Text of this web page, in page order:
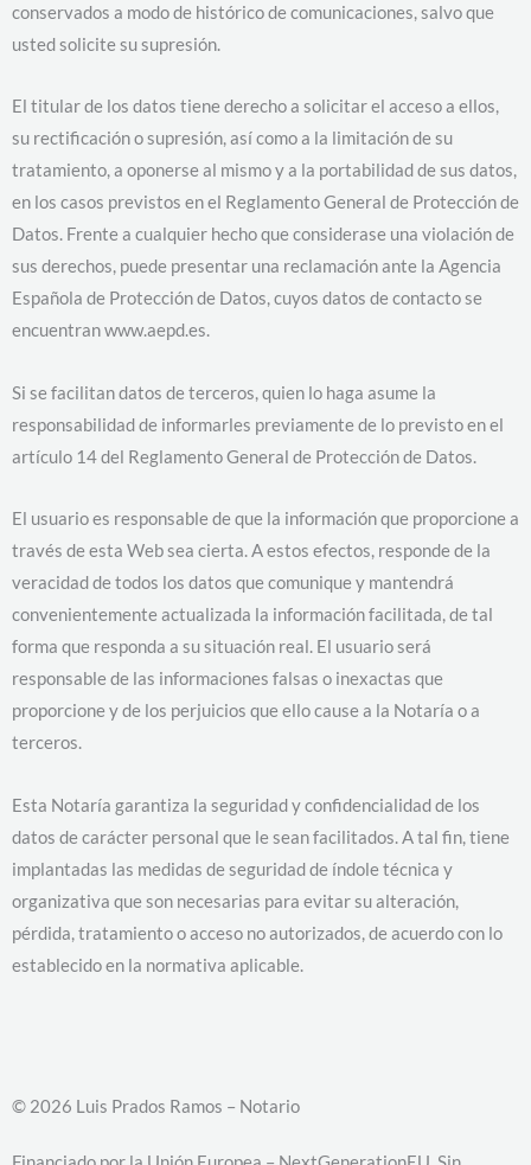
conservados a modo de histórico de comunicaciones, salvo que
usted solicite su supresión.
El titular de los datos tiene derecho a solicitar el acceso a ellos,
su rectificación o supresión, así como a la limitación de su
tratamiento, a oponerse al mismo y a la portabilidad de sus datos,
en los casos previstos en el Reglamento General de Protección de
Datos. Frente a cualquier hecho que considerase una violación de
sus derechos, puede presentar una reclamación ante la Agencia
Española de Protección de Datos, cuyos datos de contacto se
encuentran www.aepd.es.
Si se facilitan datos de terceros, quien lo haga asume la
responsabilidad de informarles previamente de lo previsto en el
artículo 14 del Reglamento General de Protección de Datos.
El usuario es responsable de que la información que proporcione a
través de esta Web sea cierta. A estos efectos, responde de la
veracidad de todos los datos que comunique y mantendrá
convenientemente actualizada la información facilitada, de tal
forma que responda a su situación real. El usuario será
responsable de las informaciones falsas o inexactas que
proporcione y de los perjuicios que ello cause a la Notaría o a
terceros.
Esta Notaría garantiza la seguridad y confidencialidad de los
datos de carácter personal que le sean facilitados. A tal fin, tiene
implantadas las medidas de seguridad de índole técnica y
organizativa que son necesarias para evitar su alteración,
pérdida, tratamiento o acceso no autorizados, de acuerdo con lo
establecido en la normativa aplicable.
© 2026 Luis Prados Ramos – Notario